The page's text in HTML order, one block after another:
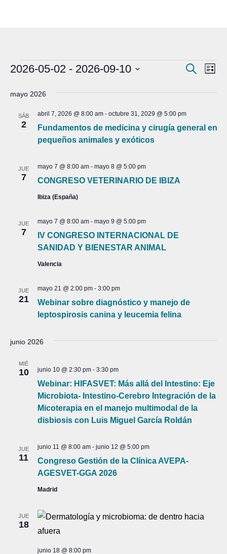
Eventos
y
Buscar
Lista
2026-05-02 - 2026-09-10
la
mayo 2026
SÁB
2
Fundamentos de medicina y cirugía general en
pequeños animales y exóticos
abril 7, 2026 @ 8:00 am- octubre 31, 2029 @ 5:00 pm
JUE
7 CONGRESO VETERINARIO DE IBIZA
mayo 7 @ 8:00 am- mayo 8 @ 5:00 pm
Ibiza (España)
JUE
7
IV CONGRESO INTERNACIONAL DE
SANIDAD Y BIENESTAR ANIMAL
mayo 7 @ 8:00 am- mayo 9 @ 5:00 pm
Valencia
JUE
21
Webinar sobre diagnóstico y manejo de
leptospirosis canina y leucemia felina
mayo 21 @ 2:00 pm- 3:00 pm
junio 2026
MIÉ
10
Webinar: HIFASVET: Más allá del Intestino: Eje
Microbiota- Intestino-Cerebro Integración de la
Micoterapia en el manejo multimodal de la
disbiosis con Luis Miguel García Roldán
junio 10 @ 2:30 pm- 3:30 pm
JUE
11
Congreso Gestión de la Clínica AVEPA-
AGESVET-GGA 2026
junio 11 @ 8:00 am- junio 12 @ 5:00 pm
Madrid
JUE
18
junio 18 @ 8:00 pm